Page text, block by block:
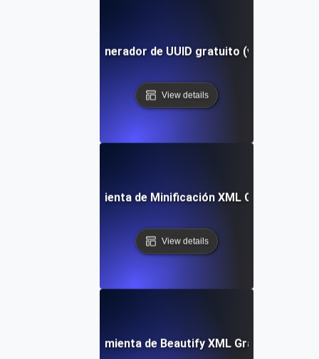
Generador de UUID gratuito (v4)
View details
Herramienta de Minificación XML Gratuita
View details
Herramienta de Beautify XML Gratuita